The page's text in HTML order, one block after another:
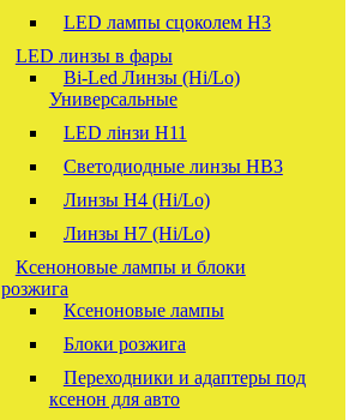
LED лампы сцоколем H3
LED линзы в фары
Bi-Led Линзы (Hi/Lo)
Универсальные
LED лінзи H11
Светодиодные линзы HB3
Линзы Н4 (Hi/Lo)
Линзы Н7 (Hi/Lo)
Ксеноновые лампы и блоки
розжига
Ксеноновые лампы
Блоки розжига
Переходники и адаптеры под
ксенон для авто